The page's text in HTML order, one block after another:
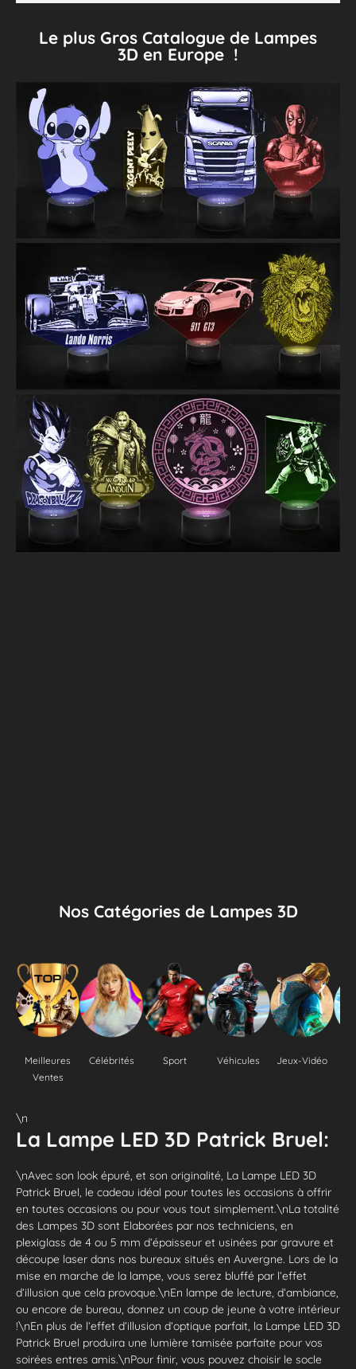
Le plus Gros Catalogue de Lampes
3D en Europe !
Nos Catégories de Lampes 3D
Meilleures
Ventes
Célébrités Sport Véhicules Jeux-Vidéo
\n
La Lampe LED 3D Patrick Bruel:
\nAvec son look épuré, et son originalité, La Lampe LED 3D
Patrick Bruel, le cadeau idéal pour toutes les occasions à offrir
en toutes occasions ou pour vous tout simplement.\nLa totalité
des Lampes 3D sont Elaborées par nos techniciens, en
plexiglass de 4 ou 5 mm d’épaisseur et usinées par gravure et
découpe laser dans nos bureaux situés en Auvergne. Lors de la
mise en marche de la lampe, vous serez bluffé par l’effet
d’illusion que cela provoque.\nEn lampe de lecture, d’ambiance,
ou encore de bureau, donnez un coup de jeune à votre intérieur
!\nEn plus de l’effet d’illusion d’optique parfait, la Lampe LED 3D
Patrick Bruel produira une lumière tamisée parfaite pour vos
soirées entres amis.\nPour finir, vous pouvez choisir le socle